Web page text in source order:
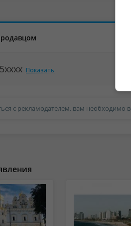
Показать
с рекламодателем, вам необходимо